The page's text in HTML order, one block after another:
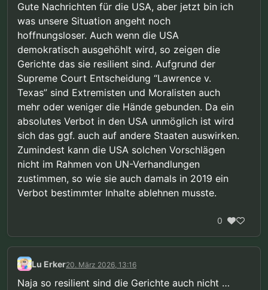
Gute Nachrichten für die USA, aber jetzt bin ich
was unsere Situation angeht noch
hoffnungsloser. Auch wenn die USA
demokratisch ausgehöhlt wird, so zeigen die
Gerichte das sie resilient sind. Aufgrund der
Supreme Court Entscheidung “Lawrence v.
Texas” sind Extremisten und Moralisten auch
mehr oder weniger die Hände gebunden. Da ein
absolutes Verbot in den USA unmöglich ist wird
sich das ggf. auch auf andere Staaten auswirken.
Zumindest kann die USA solchen Vorschlägen
nicht im Rahmen von UN-Verhandlungen
zustimmen, so wie sie auch damals in 2019 ein
Verbot bestimmter Inhalte ablehnen musste.
0
Lu Erker20. März 2026, 13:16
Naja so resilient sind die Gerichte auch nicht …